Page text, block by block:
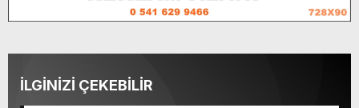
İLGİNİZİ ÇEKEBİLİR